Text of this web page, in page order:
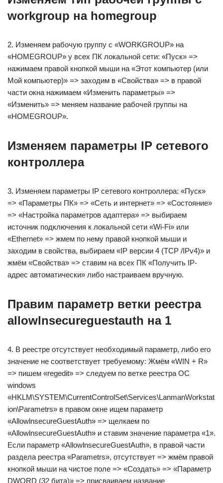
workgroup на homegroup
2. Изменяем рабочую группу с «WORKGROUP» на
«HOMEGROUP» у всех ПК локальной сети: «Пуск» =>
нажимаем правой кнопкой мыши на «Этот компьютер (или
Мой компьютер)» => заходим в «Свойства» => в правой
части окна нажимаем «Изменить параметры» =>
«Изменить» => меняем название рабочей группы на
«HOMEGROUP».
Изменяем параметры IP сетевого
контроллера
3. Изменяем параметры IP сетевого контроллера: «Пуск»
=> «Параметры ПК» => «Сеть и интернет» => «Состояние»
=> «Настройка параметров адаптера» => выбираем
источник подключения к локальной сети «Wi-Fi» или
«Ethernet» => жмем по нему правой кнопкой мыши и
заходим в свойства, выбираем «IP версии 4 (TCP /IPv4)» и
жмём «Свойства» => ставим на всех ПК «Получить IP-
адрес автоматически» либо настраиваем вручную.
Правим параметр ветки реестра
allowlnsecureguestauth на 1
4. В реестре отсутствует необходимый параметр, либо его
значение не соответствует требуемому: Жмём «WIN + R»
=> пишем «regedit» => следуем по ветке реестра ОС
windows
«HKLM\SYSTEM\CurrentControlSet\Services\LanmanWorkstat
ion\Parametrs» в правом окне ищем параметр
«AllowlnsecureGuestAuth» => щелкаем по
«AllowlnsecureGuestAuth» и ставим значение параметра «1».
Если параметр «AllowlnsecureGuestAuth», в правой части
раздела реестра «Parametrs», отсутствует => жмём правой
кнопкой мыши на чистое поле => «Создать» => «Параметр
DWORD (32 бита)» => присваиваем название